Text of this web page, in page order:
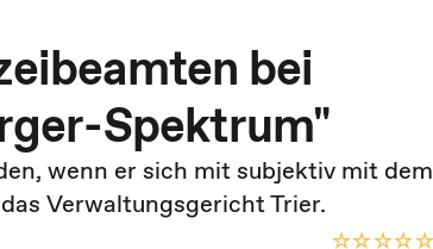
bei
Spektrum"
wenn er sich mit subjektiv mit dem
Verwaltungsgericht Trier.